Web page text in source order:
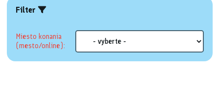
Filter
Miesto konania
(mesto/online):